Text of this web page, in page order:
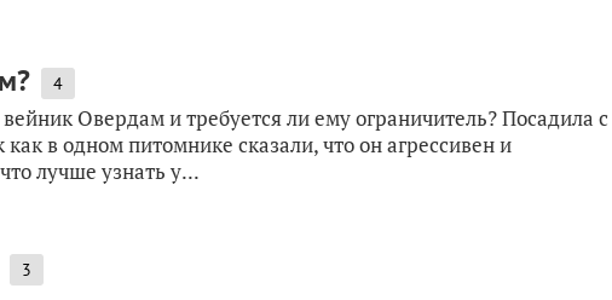
4
Овердам и требуется ли ему ограничитель? Посадила с
в одном питомнике сказали, что он агрессивен и
лучше узнать у...
3